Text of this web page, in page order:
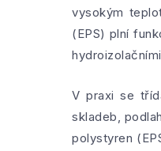
vysokým
(EPS) plní
V praxi se
skladeb,
polystyren